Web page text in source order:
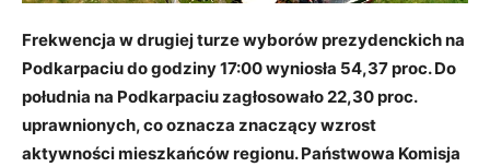
Frekwencja w drugiej turze wyborów prezydenckich na
Podkarpaciu do godziny 17:00 wyniosła 54,37 proc. Do
południa na Podkarpaciu zagłosowało 22,30 proc.
uprawnionych, co oznacza znaczący wzrost
aktywności mieszkańców regionu. Państwowa Komisja